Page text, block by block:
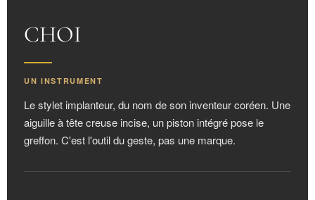
CHOI
UN INSTRUMENT
Le stylet implanteur, du nom de son inventeur coréen. Une
aiguille à tête creuse incise, un piston intégré pose le
greffon. C'est l'outil du geste, pas une marque.